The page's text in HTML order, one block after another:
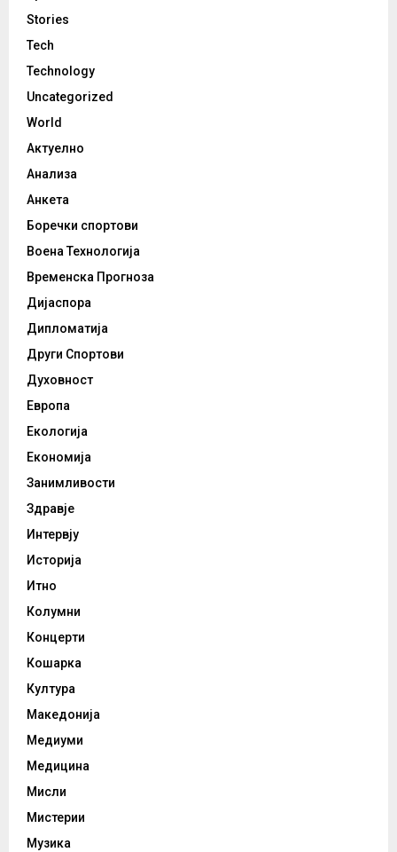
Stories
Tech
Technology
Uncategorized
World
Актуелно
Анализа
Анкета
Боречки спортови
Воена Технологија
Временска Прогноза
Дијаспора
Дипломатија
Други Спортови
Духовност
Европа
Екологија
Економија
Занимливости
Здравје
Интервју
Историја
Итно
Колумни
Концерти
Кошарка
Култура
Македонија
Медиуми
Медицина
Мисли
Мистерии
Музика